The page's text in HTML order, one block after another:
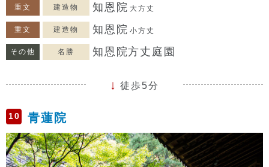
重文 建造物 知恩院 大方丈
重文 建造物 知恩院 小方丈
その他 名勝 知恩院方丈庭園
徒歩5分
10 青蓮院